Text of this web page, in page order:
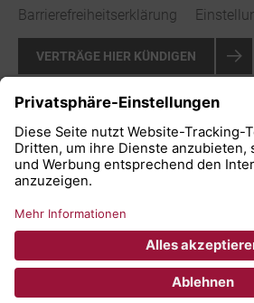
Barrierefreiheitserklärung
VERTRÄGE HIER KÜNDIGEN
VERTRAG WIDERRUFEN
© 2026 Stadtwerke Bad Salzuflen